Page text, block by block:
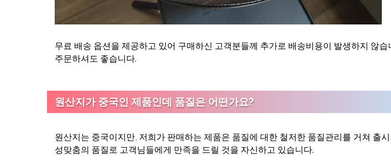
무료 배송 옵션을 제공하고 있어 구매하신 고객분들께 추가로 배송비용이 발생하지 않습
주문하셔도 좋습니다.
원산지가 중국인 제품인데 품질은 어떤가요?
원산지는 중국이지만, 저희가 판매하는 제품은 품질에 대한 철저한 품질관리를 거쳐 출
성맞춤의 품질로 고객님들에게 만족을 드릴 것을 자신하고 있습니다.